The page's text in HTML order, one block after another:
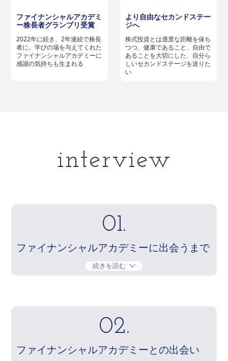
ファイナンシャルアカデミ
ー株長者グランプリ受賞
2022年に続き、2年連続で株長
者に。学びの場を与えてくれた
ファイナンシャルアカデミーに
感謝の気持ちも生まれる
より自由なセカンドステー
ジへ
株式投資とは適度な距離を保ち
つつ、健康であること、自由で
あることを大切にした、自分ら
しいセカンドステージを送りた
い
interview
01.
ファイナンシャルアカデミーに出会うまで
続きを読む
02.
ファイナンシャルアカデミーとの出会い